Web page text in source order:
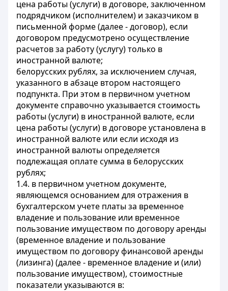
цена работы (услуги) в договоре, заключенном
подрядчиком (исполнителем) и заказчиком в
письменной форме (далее - договор), если
договором предусмотрено осуществление
расчетов за работу (услугу) только в
иностранной валюте;
белорусских рублях, за исключением случая,
указанного в абзаце втором настоящего
подпункта. При этом в первичном учетном
документе справочно указывается стоимость
работы (услуги) в иностранной валюте, если
цена работы (услуги) в договоре установлена в
иностранной валюте или если исходя из
иностранной валюты определяется
подлежащая оплате сумма в белорусских
рублях;
1.4. в первичном учетном документе,
являющемся основанием для отражения в
бухгалтерском учете платы за временное
владение и пользование или временное
пользование имуществом по договору аренды
(временное владение и пользование
имуществом по договору финансовой аренды
(лизинга) (далее - временное владение и (или)
пользование имуществом), стоимостные
показатели указываются в: